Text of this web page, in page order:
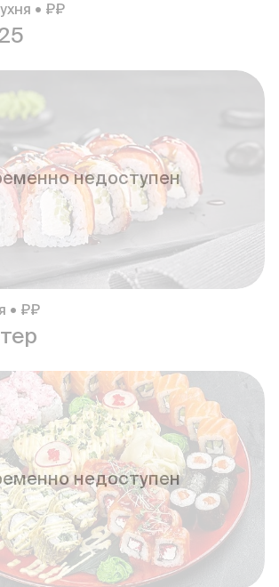
• ₽₽
недоступен
• ₽₽
недоступен